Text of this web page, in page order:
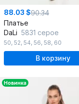
88.03 $90.34
Платье
DaLi 5831 серое
50, 52, 54, 56, 58, 60
В корзину
Новинка